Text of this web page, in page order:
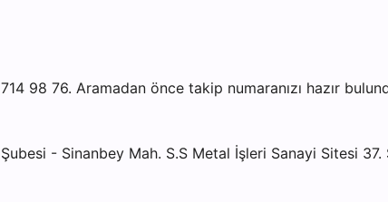
76. Aramadan önce takip numaranızı hazır
- Sinanbey Mah. S.S Metal İşleri Sanayi Sitesi